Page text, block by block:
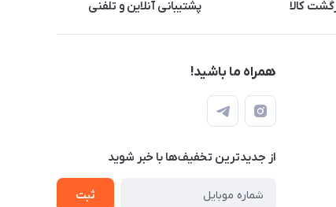
کالا پشتیبانی آنلاین و تلفنی
همراه ما باشید!
از جدید‌ترین تخفیف‌ها با‌ خبر شوید
ثبت